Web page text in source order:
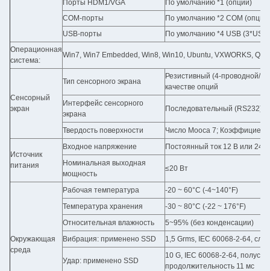
Порты HDM1/VGA
По умолчанию *1 (опции)
COM-порты
По умолчанию *2 COM (опции)
USB-порты
По умолчанию *4 USB
Операционная
система:
Win7, Win7 Embedded, Win8, Win10, Ubuntu, VXWORKS,
Сенсорный
экран
Тип сенсорного экрана
Резистивный (4-проводной/5-
качестве опций
Интерфейс сенсорного
экрана
Последовательный (RS232)
Твердость поверхности Число Мооса 7; Коэффициент
Источник
питания
Входное напряжение
Постоянный ток 12 В или 24 В
Номинальная выходная
мощность
≤20 Вт
Окружающая
среда
Рабочая температура
-20 ~ 60°C (-4~140°F)
Температура хранения
-30 ~ 80°C (-22 ~ 176°F)
Относительная влажность
5~95% (без конденсации)
Вибрация: применено SSD
1,5 Grms, IEC 60068-2-64,
Удар: применено SSD
10 G, IEC 60068-2-64,
продолжительность 11 мс